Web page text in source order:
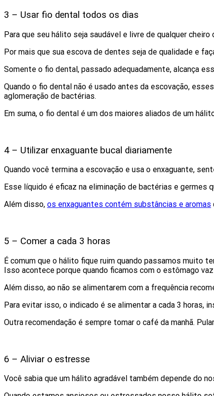
3 – Usar fio dental todos os dias
Para que seu hálito seja saudável e livre de qualquer cheiro
Por mais que sua escova de dentes seja de qualidade e
Somente o fio dental, passado adequadamente, alcança
Quando o fio dental não é usado antes da escovação,
aglomeração de bactérias.
Em suma, o fio dental é um dos maiores aliados de um
4 – Utilizar enxaguante bucal diariamente
Quando você termina a escovação e usa o enxaguante,
Esse líquido é eficaz na eliminação de bactérias e germes
Além disso, os enxaguantes contém substâncias e aromas
5 – Comer a cada 3 horas
É comum que o hálito fique ruim quando passamos muito
Isso acontece porque quando ficamos com o estômago
Além disso, ao não se alimentarem com a frequência
Para evitar isso, o indicado é se alimentar a cada 3 horas,
Outra recomendação é sempre tomar o café da manhã.
6 – Aliviar o estresse
Você sabia que um hálito agradável também depende do